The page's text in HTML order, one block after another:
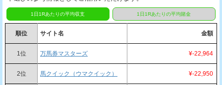
1日1Rあたりの平均収支 1日1Rあたりの平均賭金
順位 サイト名 金額
1位 万馬券マスターズ ¥-22,964
2位 馬クイック（ウマクイック） ¥-22,950